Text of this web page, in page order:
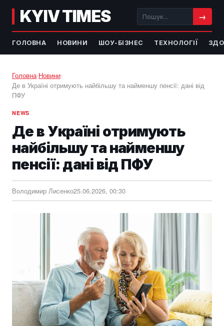
KYIV TIMES →
ГОЛОВНА НОВИНИ ШОУ-БІЗНЕС ТЕХНОЛОГІЇ
Головна›Новини›
Де в Україні отримують найбільшу та найменшу пенсії: дані від
ПФУ
NEWS
Де в Україні отримують
найбільшу та найменшу
пенсії: дані від ПФУ
Володимир Лисенко25.06.2026, 00:30